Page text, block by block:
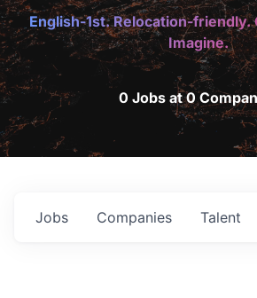
English-1st. Relocation-friendly.
Imagine.
0 Jobs at 0
Jobs Companies Talent